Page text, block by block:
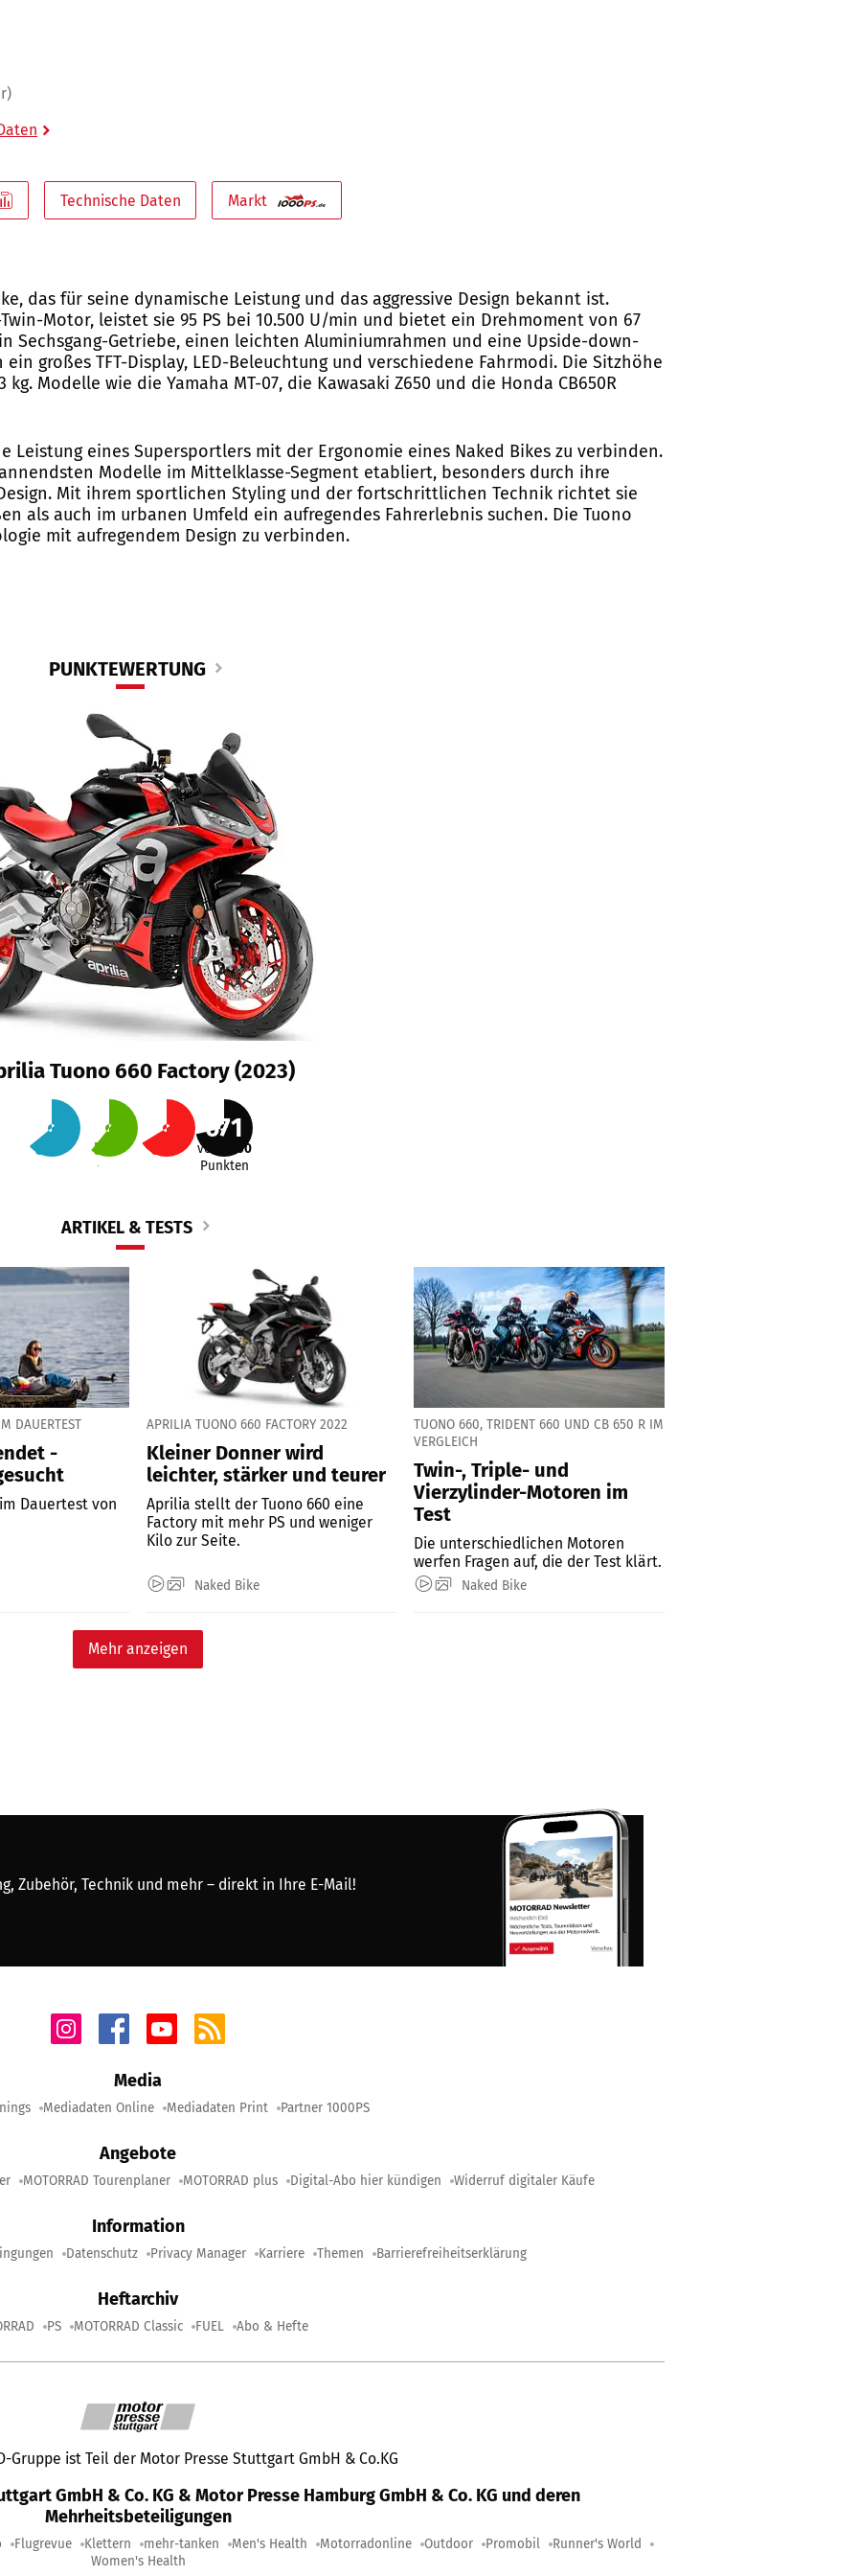
Technische Daten Markt
das für seine dynamische Leistung und das aggressive Design bekannt ist.
Motor, leistet sie 95 PS bei 10.500 U/min und bietet ein Drehmoment von 67
Sechsgang-Getriebe, einen leichten Aluminiumrahmen und eine Upside-down-
großes TFT-Display, LED-Beleuchtung und verschiedene Fahrmodi. Die Sitzhöhe
Modelle wie die Yamaha MT-07, die Kawasaki Z650 und die Honda CB650R
Leistung eines Supersportlers mit der Ergonomie eines Naked Bikes zu verbinden.
Modelle im Mittelklasse-Segment etabliert, besonders durch ihre
Mit ihrem sportlichen Styling und der fortschrittlichen Technik richtet sie
als auch im urbanen Umfeld ein aufregendes Fahrerlebnis suchen. Die Tuono
mit aufregendem Design zu verbinden.
PUNKTEWERTUNG
Tuono 660 Factory (2023)
60 % 57 %
Reise
62 %
671
von
1000
Punkten
ARTIKEL & TESTS
DAUERTEST
-
Dauertest von
APRILIA TUONO 660 FACTORY 2022
Kleiner Donner wird
leichter, stärker und teurer
Aprilia stellt der Tuono 660 eine
Factory mit mehr PS und weniger
Kilo zur Seite.
Naked Bike
TUONO 660, TRIDENT 660 UND CB 650 R IM
VERGLEICH
Twin-, Triple- und
Vierzylinder-Motoren im
Test
Die unterschiedlichen Motoren
werfen Fragen auf, die der Test klärt.
Naked Bike
Mehr anzeigen
Zubehör, Technik und mehr – direkt in Ihre E-Mail!
Media
Mediadaten Online Mediadaten Print Partner 1000PS
Angebote
MOTORRAD Tourenplaner MOTORRAD plus Digital-Abo hier kündigen Widerruf digitaler Käufe
Information
Datenschutz Privacy Manager Karriere Themen Barrierefreiheitserklärung
Heftarchiv
PS MOTORRAD Classic FUEL Abo & Hefte
Gruppe ist Teil der Motor Presse Stuttgart GmbH & Co.KG
GmbH & Co. KG & Motor Presse Hamburg GmbH & Co. KG und deren
Mehrheitsbeteiligungen
Flugrevue Klettern mehr-tanken Men's Health Motorradonline Outdoor Promobil
Runner's World
Women's Health